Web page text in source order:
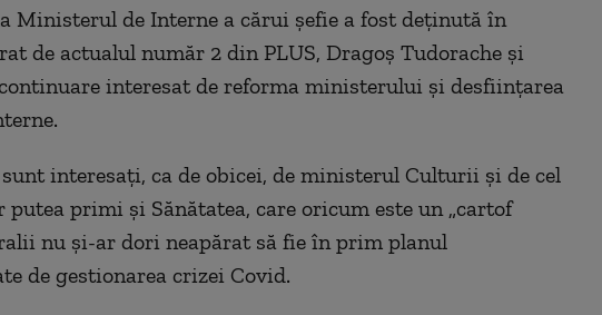
Ministerul de Interne a cărui șefie a fost deținută în
de actualul număr 2 din PLUS, Dragoș Tudorache și
interesat de reforma ministerului și desființarea
interesați, ca de obicei, de ministerul Culturii și de cel
primi și Sănătatea, care oricum este un „cartof
nu și-ar dori neapărat să fie în prim planul
de gestionarea crizei Covid.